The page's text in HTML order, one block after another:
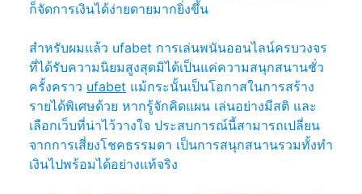
ก็จัดการเงินได้ง่ายดายมากยิ่งขึ้น
สำหรับผมแล้ว ufabet การเล่นพนันออนไลน์ครบวงจร
ที่ได้รับความนิยมสูงสุดมิได้เป็นแค่ความสนุกสนานชั่ว
ครั้งคราว ufabet แม้กระนั้นเป็นโอกาสในการสร้าง
รายได้พิเศษด้วย หากรู้จักคิดแผน เล่นอย่างมีสติ และ
เลือกเว็บที่น่าไว้วางใจ ประสบการณ์นี้สามารถเปลี่ยน
จากการเสี่ยงโชคธรรมดา เป็นการสนุกสนานรวมทั้งทำ
เงินไปพร้อมได้อย่างแท้จริง